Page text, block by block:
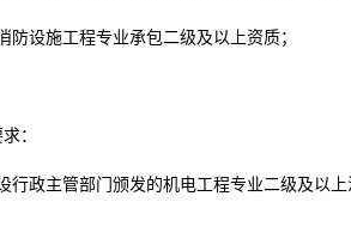
防设施工程专业承包二级及以上资质；
：
政主管部门颁发的机电工程专业二级及以